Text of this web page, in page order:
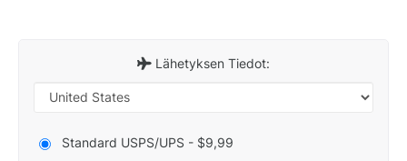
Lähetyksen Tiedot:
Standard USPS/UPS - $9,99